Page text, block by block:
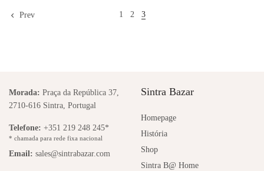
Prev 1 2 3
Morada: Praça da República 37,
2710-616 Sintra, Portugal
Telefone: +351 219 248 245*
* chamada para rede fixa nacional
Email: sales@sintrabazar.com
Sintra Bazar
Homepage
História
Shop
Sintra B@ Home